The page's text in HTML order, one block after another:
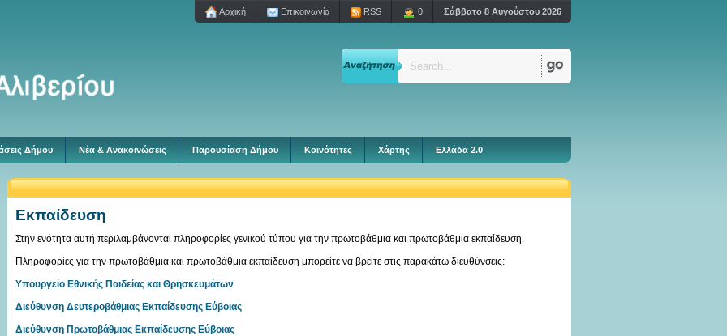
Aρχική Επικοινωνία RSS 0 Σάββατο 8 Αυγούστου 2026
Δήμου Νέα & Ανακοινώσεις Παρουσίαση Δήμου Κοινότητες Χάρτης Ελλάδα 2.0
Εκπαίδευση
Στην ενότητα αυτή περιλαμβάνονται πληροφορίες γενικού τύπου για την πρωτοβάθμια και πρωτοβάθμια εκπαίδευση.
Πληροφορίες για την πρωτοβάθμια και πρωτοβάθμια εκπαίδευση μπορείτε να βρείτε στις παρακάτω διευθύνσεις:
Υπουργείο Εθνικής Παιδείας και Θρησκευμάτων
Διεύθυνση Δευτεροβάθμιας Εκπαίδευσης Εύβοιας
Διεύθυνση Πρωτοβάθμιας Εκπαίδευσης Εύβοιας